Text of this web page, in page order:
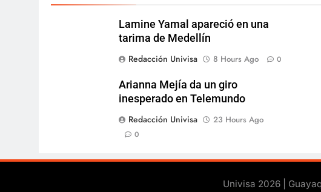
Lamine Yamal apareció en una
tarima de Medellín
Redacción Univisa
8 Hours Ago 0
Arianna Mejía da un giro
inesperado en Telemundo
Redacción Univisa
23 Hours Ago
0
Univisa 2026 |